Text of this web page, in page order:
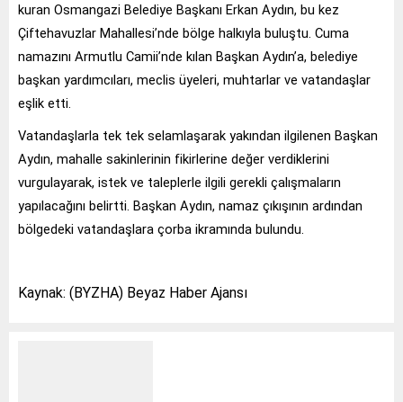
kuran Osmangazi Belediye Başkanı Erkan Aydın, bu kez
Çiftehavuzlar Mahallesi’nde bölge halkıyla buluştu. Cuma
namazını Armutlu Camii’nde kılan Başkan Aydın’a, belediye
başkan yardımcıları, meclis üyeleri, muhtarlar ve vatandaşlar
eşlik etti.
Vatandaşlarla tek tek selamlaşarak yakından ilgilenen Başkan
Aydın, mahalle sakinlerinin fikirlerine değer verdiklerini
vurgulayarak, istek ve taleplerle ilgili gerekli çalışmaların
yapılacağını belirtti. Başkan Aydın, namaz çıkışının ardından
bölgedeki vatandaşlara çorba ikramında bulundu.
Kaynak: (BYZHA) Beyaz Haber Ajansı